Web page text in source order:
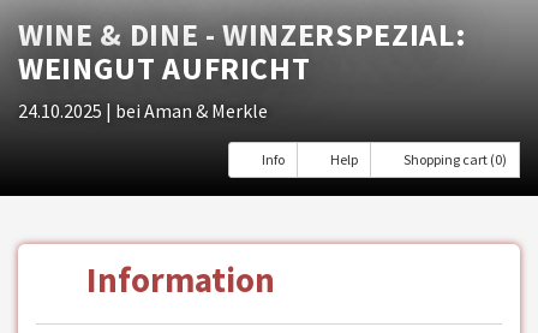
WINE & DINE - WINZERSPEZIAL:
WEINGUT AUFRICHT
24.10.2025 | bei Aman & Merkle
Info Help Shopping cart (0)
Information